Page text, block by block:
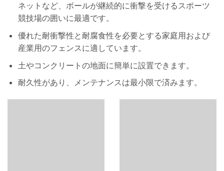
ネットなど、ボールが継続的に衝撃を受けるスポーツ
競技場の囲いに最適です。
優れた耐衝撃性と耐腐食性を必要とする家庭用および
産業用のフェンスに適しています。
土やコンクリートの地面に簡単に設置できます。
耐久性があり、メンテナンスは最小限で済みます。